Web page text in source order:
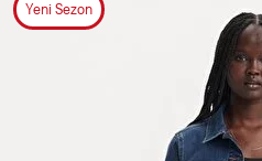
Yeni Sezon
1/2